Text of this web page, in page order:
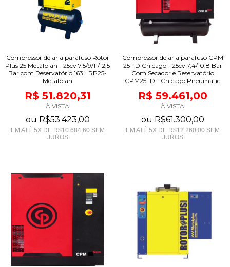
Compressor de ar a parafuso Rotor
Plus 25 Metalplan - 25cv 7.5/9/11/12,5
Bar com Reservatório 163L RP25-
Metalplan
R$ 51.820,31
À VISTA
ou R$53.423,00
EM ATÉ 5X DE R$10.684,60 SEM
JUROS
Compressor de ar a parafuso CPM
25 TD Chicago - 25cv 7,4/10,8 Bar
Com Secador e Reservatório
CPM25TD - Chicago Pneumatic
R$ 59.461,00
À VISTA
ou R$61.300,00
EM ATÉ 5X DE R$12.260,00 SEM
JUROS